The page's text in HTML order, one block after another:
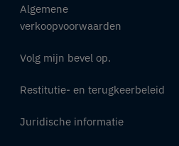
Algemene
verkoopvoorwaarden
Volg mijn bevel op.
Restitutie- en terugkeerbeleid
Juridische informatie